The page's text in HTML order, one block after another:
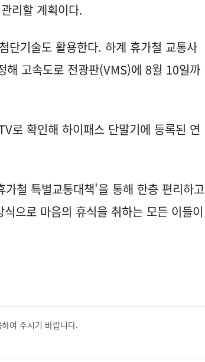
리할 계획이다.
단기술도 활용한다. 하계 휴가철 교통사
해 고속도로 전광판(VMS)에 8월 10일까
로 확인해 하이패스 단말기에 등록된 연
철 특별교통대책'을 통해 한층 편리하고
으로 마음의 휴식을 취하는 모든 이들이
여 주시기 바랍니다.